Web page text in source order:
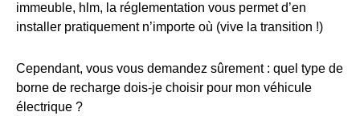
immeuble, hlm, la réglementation vous permet d’en
installer pratiquement n’importe où (vive la transition !)
Cependant, vous vous demandez sûrement : quel type de
borne de recharge dois-je choisir pour mon véhicule
électrique ?